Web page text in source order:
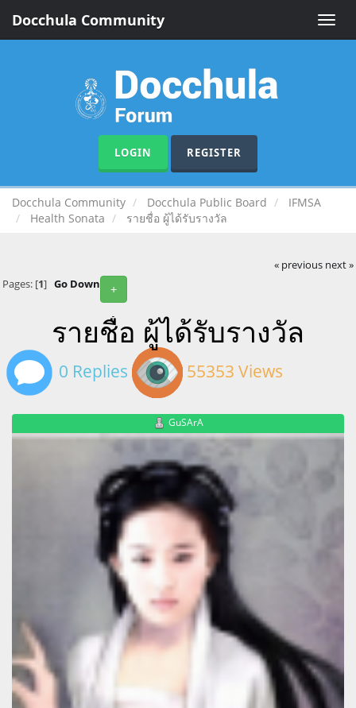
Toggle
Docchula Community
LOGIN REGISTER
Docchula Community Docchula Public Board
IFMSA
Health Sonata
รายชื่อ ผู้ได้รับรางวัล
« previous next »
+
Pages: [1] Go Down
รายชื่อ ผู้ได้รับรางวัล
0 Replies 55353 Views
GuSArA